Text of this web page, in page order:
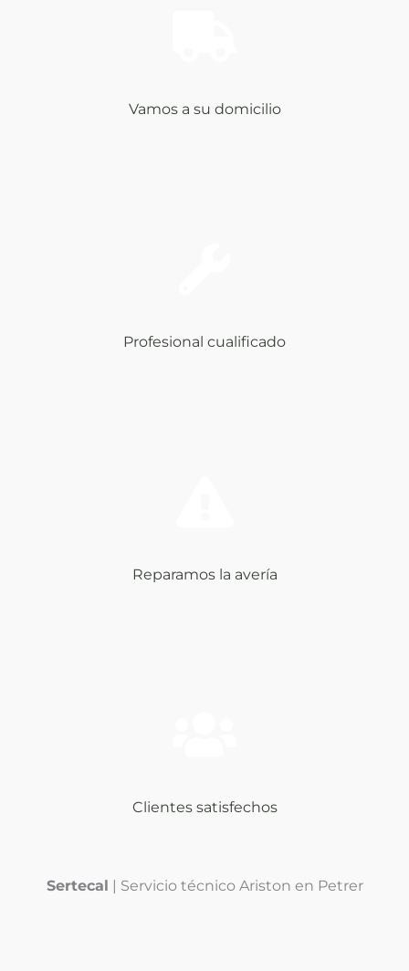
Vamos a su domicilio
Profesional cualificado
Reparamos la avería
Clientes satisfechos
Sertecal | Servicio técnico Ariston en Petrer